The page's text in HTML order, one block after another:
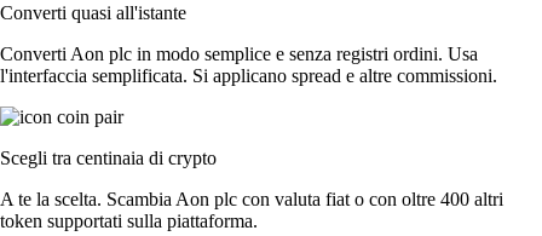
Converti quasi all'istante
Converti Aon plc in modo semplice e senza registri ordini. Usa
l'interfaccia semplificata. Si applicano spread e altre commissioni.
Scegli tra centinaia di crypto
A te la scelta. Scambia Aon plc con valuta fiat o con oltre 400 altri
token supportati sulla piattaforma.